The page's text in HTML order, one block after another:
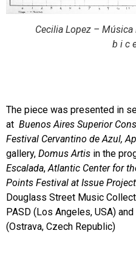
Cecilia Lopez – Música
b i c
The piece was presented in
at Buenos Aires Superior
Festival Cervantino de Azul,
gallery, Domus Artis in the
Escalada, Atlantic Center for
Points Festival at Issue
Douglass Street Music
PASD (Los Angeles, USA)
(Ostrava, Czech Republic)